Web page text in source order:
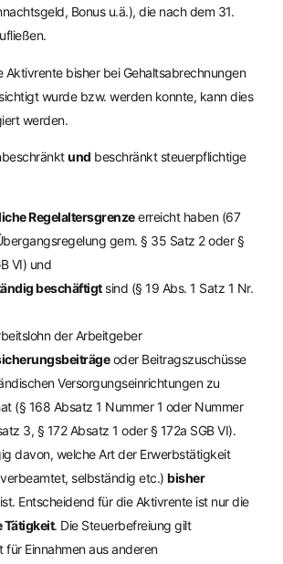
Bonus u.ä.), die nach dem 31.
Aktivrente bisher bei Gehaltsabrechnungen
wurde bzw. werden konnte, kann dies
werden.
und beschränkt steuerpflichtige
Regelaltersgrenzeerreicht haben (67
gem. § 35 Satz 2 oder §
VI) und
beschäftigtsind (§ 19 Abs. 1 Satz 1 Nr.
der Arbeitgeber
oder Beitragszuschüsse
Versorgungseinrichtungen zu
(§ 168 Absatz 1 Nummer 1 oder Nummer
3, § 172 Absatz 1 oder § 172a SGB VI).
davon, welche Art der Erwerbstätigkeit
selbständig etc.)bisher
Entscheidend für die Aktivrente ist nur die
Tätigkeit. Die Steuerbefreiung gilt
für Einnahmen aus anderen